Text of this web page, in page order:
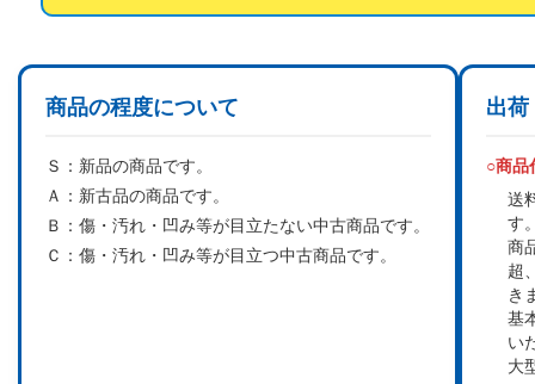
商品の程度について
Ｓ： 新品の商品です。
Ａ： 新古品の商品です。
Ｂ： 傷・汚れ・凹み等が目立たない中古商品です。
Ｃ： 傷・汚れ・凹み等が目立つ中古商品です。
出荷
○商品
送
す
商
超
き
基
い
大